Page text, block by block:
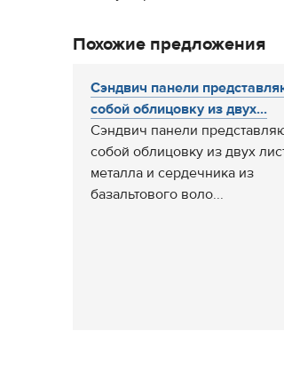
Похожие предложения
Сэндвич панели
собой облицовку из двух...
Сэндвич панели
собой облицовку из двух
металла и сердечника из
базальтового воло...